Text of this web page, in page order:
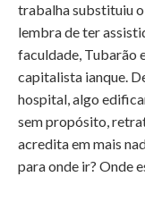
trabalha substituiu o
lembra de ter
faculdade, Tubarão
capitalista ianque.
hospital, algo
sem propósito,
acredita em mais
para onde ir? Onde